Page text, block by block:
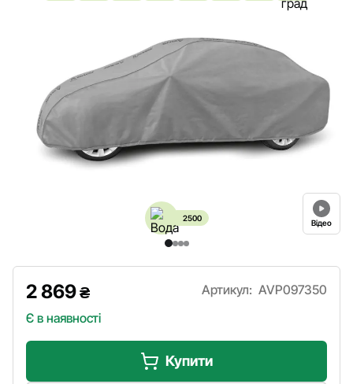
2500 Відео
2 869₴
Є в наявності
Артикул: AVP097350
Купити